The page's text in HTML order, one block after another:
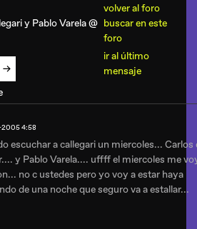
volver al foro
y Pablo Varela @ buscar en este
foro
ir al último
mensaje
2005 4:58
escuchar a callegari un miercoles... Carlos
y Pablo Varela.... uffff el miercoles me
no c ustedes pero yo voy a estar haya
de una noche que seguro va a estallar...